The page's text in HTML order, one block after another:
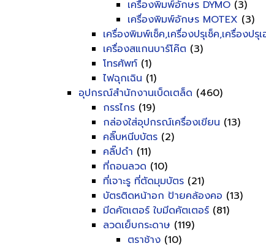
เครื่องพิมพ์อักษร DYMO (3)
เครื่องพิมพ์อักษร MOTEX (3)
เครื่องพิมพ์เช็ค,เครื่องปรุเช็ค,เครื่องปรุ
เครื่องสแกนบาร์โค๊ต (3)
โทรศัพท์ (1)
ไฟฉุกเฉิน (1)
อุปกรณ์สำนักงานเบ็ดเตล็ด (460)
กรรไกร (19)
กล่องใส่อุปกรณ์เครื่องเขียน (13)
คลิ๊บหนีบบัตร (2)
คลิ๊ปดำ (11)
ที่ถอนลวด (10)
ที่เจาะรู ที่ตัดมุมบัตร (21)
บัตรติดหน้าอก ป้ายคล้องคอ (13)
มีดคัตเตอร์ ใบมีดคัตเตอร์ (81)
ลวดเย็บกระดาษ (119)
ตราช้าง (10)